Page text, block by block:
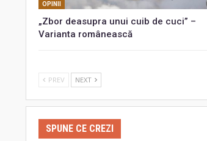
OPINII
„Zbor deasupra unui cuib de cuci” –
Varianta românească
PREV NEXT
SPUNE CE CREZI